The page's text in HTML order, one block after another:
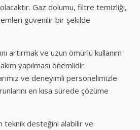
Gaz dolumu, filtre temizliği,
güvenilir bir şekilde
artırmak ve uzun ömürlü kullanım
yapılması önemlidir.
ve deneyimli personelimizle
en kısa sürede çözüme
teknik desteğini alabilir ve